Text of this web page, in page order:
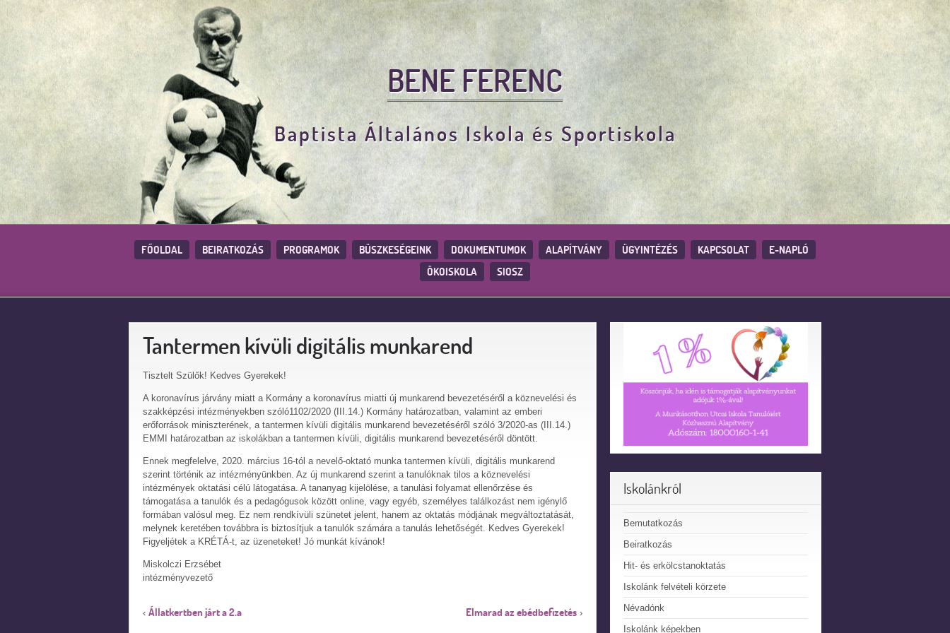
BENE FERENC
Baptista Általános Iskola és Sportiskola
FŐOLDAL BEIRATKOZÁS PROGRAMOK BÜSZKESÉGEINK DOKUMENTUMOK ALAPÍTVÁNY ÜGYINTÉZÉS KAPCSOLAT
E-NAPLÓ
ÖKOISKOLA
SIOSZ
Tantermen kívüli digitális munkarend
Tisztelt Szülők! Kedves Gyerekek!
A koronavírus járvány miatt a Kormány a koronavírus miatti új munkarend bevezetéséről a köznevelési és
szakképzési intézményekben szóló1102/2020 (III.14.) Kormány határozatban, valamint az emberi
erőforrások miniszterének, a tantermen kívüli digitális munkarend bevezetéséről szóló 3/2020-as (III.14.)
EMMI határozatban az iskolákban a tantermen kívüli, digitális munkarend bevezetéséről döntött.
Ennek megfelelve, 2020. március 16-tól a nevelő-oktató munka tantermen kívüli, digitális munkarend
szerint történik az intézményünkben. Az új munkarend szerint a tanulóknak tilos a köznevelési
intézmények oktatási célú látogatása. A tananyag kijelölése, a tanulási folyamat ellenőrzése és
támogatása a tanulók és a pedagógusok között online, vagy egyéb, személyes találkozást nem igénylő
formában valósul meg. Ez nem rendkívüli szünetet jelent, hanem az oktatás módjának megváltoztatását,
melynek keretében továbbra is biztosítjuk a tanulók számára a tanulás lehetőségét. Kedves Gyerekek!
Figyeljétek a KRÉTÁ-t, az üzeneteket! Jó munkát kívánok!
Miskolczi Erzsébet
intézményvezető
‹ Állatkertben járt a 2.a Elmarad az ebédbefizetés›
Iskolánkról
Bemutatkozás
Beiratkozás
Hit- és erkölcstanoktatás
Iskolánk felvételi körzete
Névadónk
Iskolánk képekben